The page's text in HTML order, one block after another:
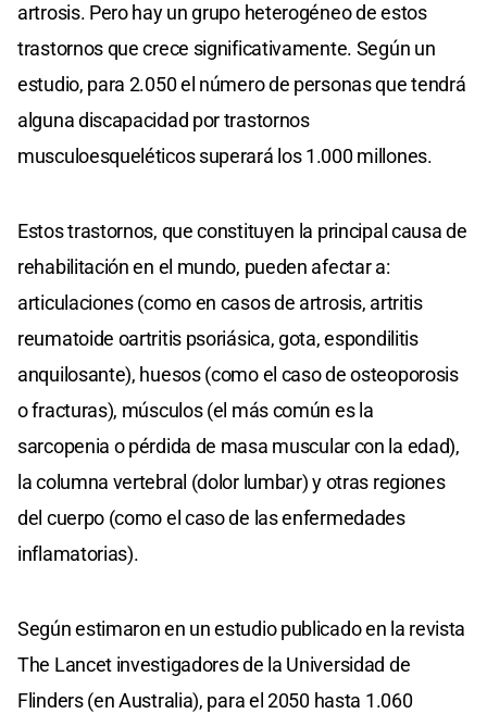
artrosis. Pero hay un grupo heterogéneo de estos
trastornos que crece significativamente. Según un
estudio, para 2.050 el número de personas que tendrá
alguna discapacidad por trastornos
musculoesqueléticos superará los 1.000 millones.
Estos trastornos, que constituyen la principal causa de
rehabilitación en el mundo, pueden afectar a:
articulaciones (como en casos de artrosis, artritis
reumatoide oartritis psoriásica, gota, espondilitis
anquilosante), huesos (como el caso de osteoporosis
o fracturas), músculos (el más común es la
sarcopenia o pérdida de masa muscular con la edad),
la columna vertebral (dolor lumbar) y otras regiones
del cuerpo (como el caso de las enfermedades
inflamatorias).
Según estimaron en un estudio publicado en la revista
The Lancet investigadores de la Universidad de
Flinders (en Australia), para el 2050 hasta 1.060